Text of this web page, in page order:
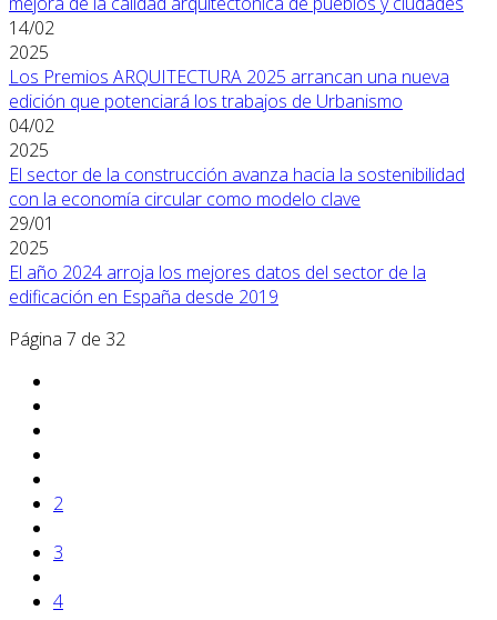
14/02
2025
Los Premios ARQUITECTURA 2025 arrancan una nueva
edición que potenciará los trabajos de Urbanismo
04/02
2025
El sector de la construcción avanza hacia la sostenibilidad
con la economía circular como modelo clave
29/01
2025
El año 2024 arroja los mejores datos del sector de la
edificación en España desde 2019
Página 7 de 32
2
3
4